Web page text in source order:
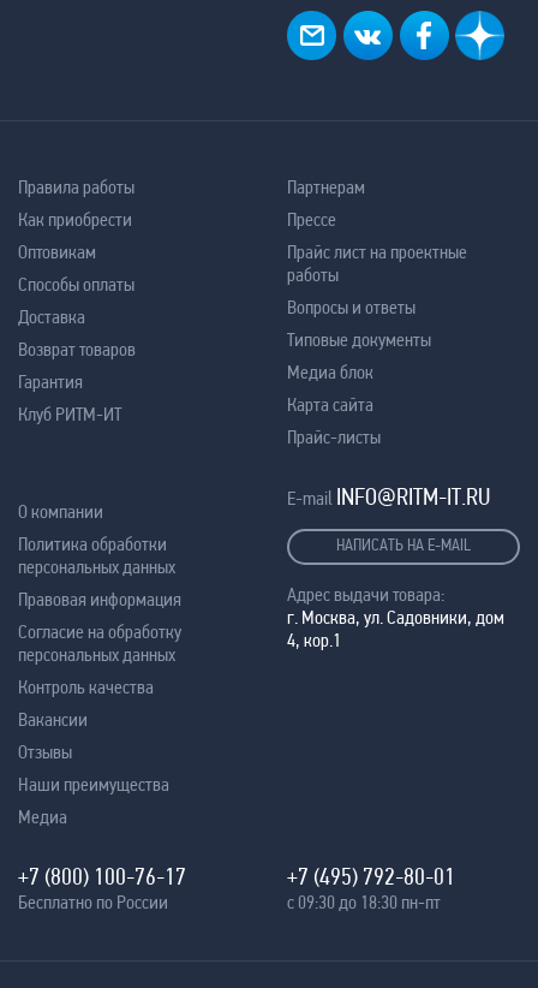
Правила работы
Как приобрести
Оптовикам
Способы оплаты
Доставка
Возврат товаров
Гарантия
Клуб РИТМ-ИТ
Партнерам
Прессе
Прайс лист на проектные
работы
Вопросы и ответы
Типовые документы
Медиа блок
Карта сайта
Прайс-листы
О компании
Политика обработки
персональных данных
Правовая информация
Согласие на обработку
персональных данных
Контроль качества
Вакансии
Отзывы
Наши преимущества
Медиа
E-mail INFO@RITM-IT.RU
НАПИСАТЬ НА E-MAIL
Адрес выдачи товара:
г. Москва, ул. Садовники, дом
4, кор.1
+7 (800) 100-76-17
Бесплатно по России
+7 (495) 792-80-01
с 09:30 до 18:30 пн-пт